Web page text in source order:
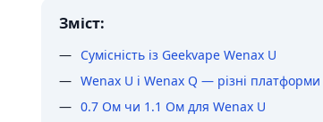
Зміст:
Сумісність із Geekvape Wenax U
Wenax U і Wenax Q — різні платформи
0.7 Ом чи 1.1 Ом для Wenax U